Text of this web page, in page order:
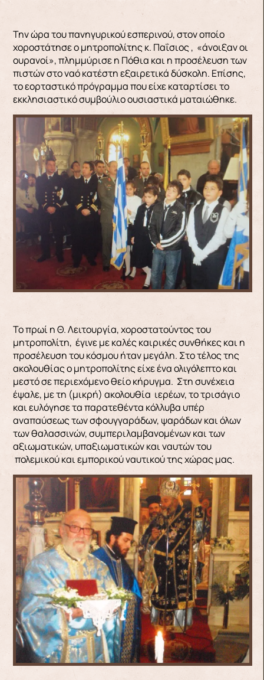
Την ώρα του πανηγυρικού εσπερινού, στον οποίο
χοροστάτησε ο μητροπολίτης κ. Παΐσιος , «άνοιξαν οι
ουρανοί», πλημμύρισε η Πόθια και η προσέλευση των
πιστών στο ναό κατέστη εξαιρετικά δύσκολη. Επίσης,
το εορταστικό πρόγραμμα που είχε καταρτίσει το
εκκλησιαστικό συμβούλιο ουσιαστικά ματαιώθηκε.
Το πρωί η Θ. Λειτουργία, χοροστατούντος του
μητροπολίτη, έγινε με καλές καιρικές συνθήκες και η
προσέλευση του κόσμου ήταν μεγάλη. Στο τέλος της
ακολουθίας ο μητροπολίτης είχε ένα ολιγόλεπτο και
μεστό σε περιεχόμενο θείο κήρυγμα. Στη συνέχεια
έψαλε, με τη (μικρή) ακολουθία ιερέων, το τρισάγιο
και ευλόγησε τα παρατεθέντα κόλλυβα υπέρ
αναπαύσεως των σφουγγαράδων, ψαράδων και όλων
των θαλασσινών, συμπεριλαμβανομένων και των
αξιωματικών, υπαξιωματικών και ναυτών του
πολεμικού και εμπορικού ναυτικού της χώρας μας.